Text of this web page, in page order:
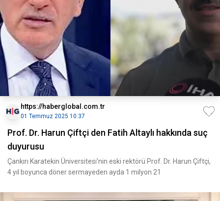
https://haberglobal.com.tr
01 Temmuz 2025 10:37
Prof. Dr. Harun Çiftçi den Fatih Altaylı hakkında suç
duyurusu
Çankırı Karatekin Üniversitesi'nin eski rektörü Prof. Dr. Harun Çiftçi,
4 yıl boyunca döner sermayeden ayda 1 milyon 21